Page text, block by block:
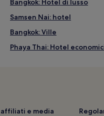
Bangkok: Hotel di lusso
Samsen Nai: hotel
Bangkok: Ville
Phaya Thai: Hotel
Phra Nakhon: Guest house
e media